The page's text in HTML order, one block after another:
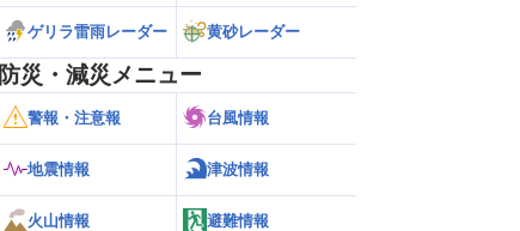
ゲリラ雷雨レーダー 黄砂レーダー
防災・減災メニュー
警報・注意報 台風情報
地震情報 津波情報
火山情報 避難情報